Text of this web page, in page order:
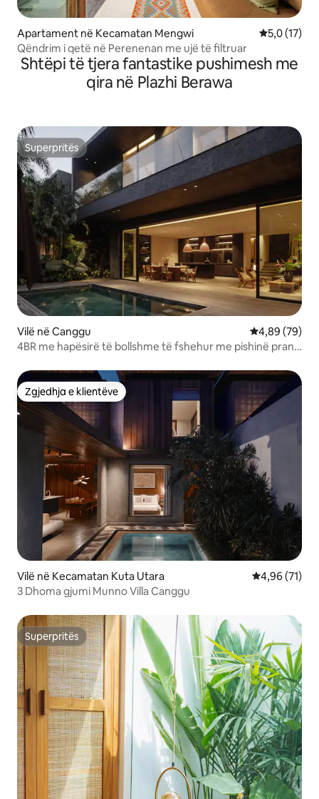
Apartament në Kecamatan Mengwi Vlerësimi
5,0 (17)
Qëndrim i qetë në Perenenan me ujë të filtruar
Shtëpi të tjera fantastike pushimesh me
qira në Plazhi Berawa
Superpritës
Superpritës
Vilë në Canggu Vlerësimi
4,89 (79)
4BR me hapësirë të bollshme të fshehur me pishinë pranë
Zgjedhja e klientëve
Zgjedhja e klientëve
Vilë në Kecamatan Kuta Utara Vlerësimi
4,96 (71)
3 Dhoma gjumi Munno Villa Canggu
Superpritës
Superpritës